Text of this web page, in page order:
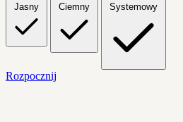
Jasny Ciemny Systemowy
Rozpocznij